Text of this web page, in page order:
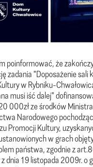
poinformować, że
zadania "Doposażenie sali
w Rybniku-
musi iść dalej"
000zł ze środków
Narodowego
Promocji Kultury,
w grach
państwa, zgodnie z
dnia 19 listopada 2009r. o